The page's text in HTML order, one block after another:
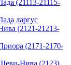
(21113-21115-
ларгус
(2121-21213-
(2171-2170-
Нива (2123)